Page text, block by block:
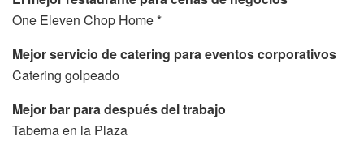
One Eleven Chop Home *
Mejor servicio de catering para eventos corporativos
Catering golpeado
Mejor bar para después del trabajo
Taberna en la Plaza